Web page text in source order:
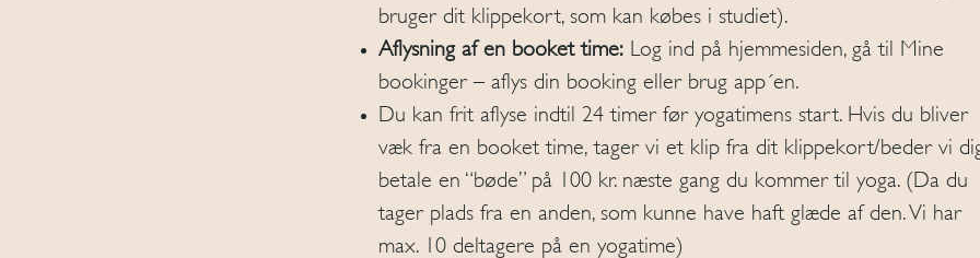
bruger dit klippekort, som kan købes i studiet).
Aflysning af en booket time: Log ind på hjemmesiden, gå til Mine
bookinger – aflys din booking eller brug app´en.
Du kan frit aflyse indtil 24 timer før yogatimens start. Hvis du bliver
væk fra en booket time, tager vi et klip fra dit klippekort/beder vi
betale en “bøde” på 100 kr. næste gang du kommer til yoga. (Da du
tager plads fra en anden, som kunne have haft glæde af den. Vi har
max. 10 deltagere på en yogatime)